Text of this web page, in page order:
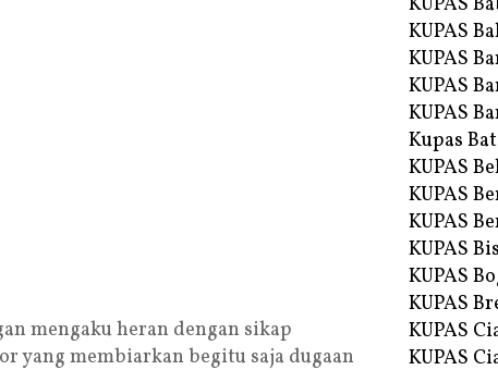
mengaku heran dengan sikap
yang membiarkan begitu saja dugaan
KUPAS
KUPAS
KUPAS
KUPAS
Kupas
KUPAS
KUPAS
KUPAS
KUPAS
KUPAS
KUPAS
KUPAS
KUPAS